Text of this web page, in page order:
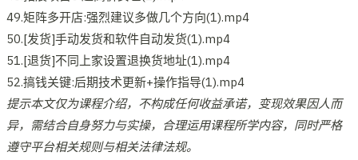
49.矩阵多开店:强烈建议多做几个方向(1).mp4
50.[发货]手动发货和软件自动发货(1).mp4
51.[退货]不同上家设置退换货地址(1).mp4
52.搞钱关键:后期技术更新+操作指导(1).mp4
提示本文仅为课程介绍，不构成任何收益承诺，变现效果因人而
异，需结合自身努力与实操，合理运用课程所学内容，同时严格
遵守平台相关规则与相关法律法规。